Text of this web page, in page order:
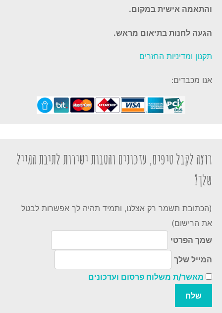
והתאמה אישית במקום.
הגעה לחנות בתיאום מראש.
תקנון ומדיניות החזרים
אנו מכבדים:
רוצה לקבל טיפים, עדכונים והטבות ישירות לתיבת המייל
שלך?
(הכתובת תשמר רק אצלנו, ותמיד תהיה לך אפשרות לבטל
את הרישום)
שמך הפרטי
המייל שלך
מאשר/ת משלוח פרסום ועדכונים